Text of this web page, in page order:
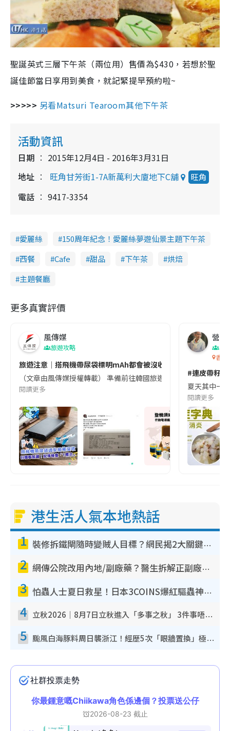
聖誕英式三層下午茶（兩位用）售價為$430，若想於聖
誕佳節當日享用到美食，就記緊提早預約啦~
>>>>> 另看Matsuri Tearoom其他下午茶
活動資訊
日期
2015年12月4日 - 2016年3月31日
地址
旺角甘芳街1-7A新萬利大廈地下C舖 旺角
電話 9417-3354
愛麗絲
150周年紀念！愛麗絲夢遊仙景主題下午茶
西餐
Cafe 甜品 下午茶
烘焙
主題餐廳
更多真實評價
風傳媒
旅遊攻略
旅遊注意｜搭飛機帶尿袋標明mAh都會被沒收😱出發前切記檢查
（文章由風傳媒授權轉載） 準備前往韓國旅遊的民眾，近期要
閱讀更多
營養
香港
#連皮帶籽
夏天其中一
閱讀更多
港生活人氣本地熱話
1 裝修拆鐵閘隨時變賊人目標？網民揭2大關鍵用途：裝新式等於白裝？附新舊鐵閘分別
2 網傳公院改用內地/副廠藥？醫生拆解正副廠分別 揭4類人換藥隨時出事
3 怕蟲人士夏日救星！日本3COINS爆紅驅蟲神器$45起 1招「全程免觸碰」輕鬆搞定小強
4 立秋2026｜8月7日立秋進入「多事之秋」 3件事唔做得！專家教6招開運 清枱頭／銀包納氣接好運
5 颱風白海豚料周日襲浙江！經歷5次「眼牆置換」極罕見 成登陸內地最長途颱風